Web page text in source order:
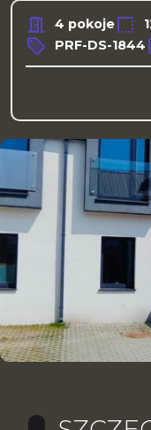
4 pokoje
PRF-DS-1844